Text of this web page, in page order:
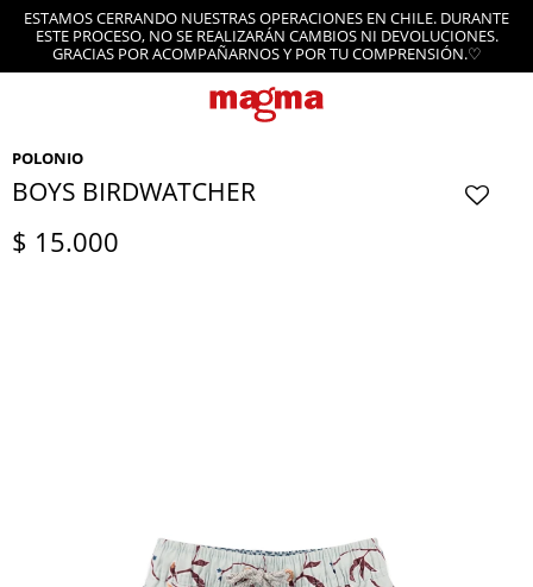
ESTAMOS CERRANDO NUESTRAS OPERACIONES EN CHILE. DURANTE
ESTE PROCESO, NO SE REALIZARÁN CAMBIOS NI DEVOLUCIONES.
GRACIAS POR ACOMPAÑARNOS Y POR TU COMPRENSIÓN.♡
POLONIO
BOYS BIRDWATCHER
$ 15.000